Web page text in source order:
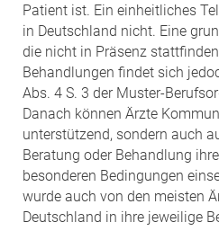
Patient ist. Ein einheitliches
in Deutschland nicht. Eine
die nicht in Präsenz
Behandlungen findet sich
Abs. 4 S. 3 der Muster-
Danach können Ärzte
unterstützend, sondern auch
Beratung oder Behandlung
besonderen Bedingungen
wurde auch von den meisten
Deutschland in ihre jeweilige